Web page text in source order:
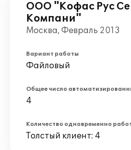
ООО "Кофас Рус
Компани"
Москва, Февраль 2013
Вариант работы
Файловый
Общее число
4
Количество одновременно
Толстый клиент: 4